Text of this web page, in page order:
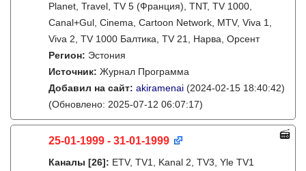
Planet, Travel, TV 5 (Франция), TNT, TV 1000,
Canal+Gul, Cinema, Cartoon Network, MTV, Viva 1,
Viva 2, TV 1000 Балтика, TV 21, Нарва, Орсент
Регион: Эстония
Источник: Журнал Программа
Добавил на сайт: akiramenai (2024-02-15 18:40:42)
(Обновлено: 2025-07-12 06:07:17)
25-01-1999 - 31-01-1999
Каналы [26]: ETV, TV1, Kanal 2, TV3, Yle TV1